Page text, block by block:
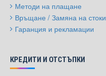
Методи на плащане
Връщане / Замяна на стоки
Гаранция и рекламации
КРЕДИТИ И ОТСТЪПКИ